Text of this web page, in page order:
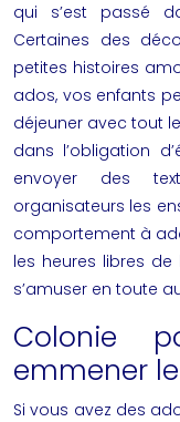
qui s’est passé
Certaines des
petites histoires
ados, vos enfants
déjeuner avec tout
dans l’obligation
envoyer des
organisateurs les
comportement à
les heures libres
s’amuser en toute
Colonie
emmener
Si vous avez des